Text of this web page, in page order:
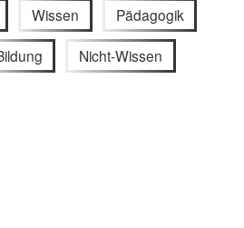
Wissen Pädagogik
Nicht-Wissen